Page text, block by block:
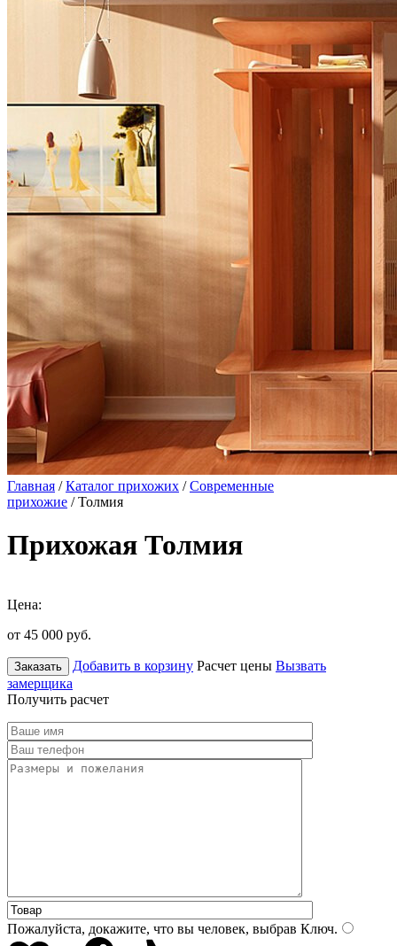
Главная /Каталог прихожих /Современные
прихожие / Толмия
Прихожая Толмия
Цена:
от 45 000 руб.
Заказать Добавить в корзину Расчет цены Вызвать
замерщика
Получить расчет
Пожалуйста, докажите, что вы человек, выбрав Ключ.